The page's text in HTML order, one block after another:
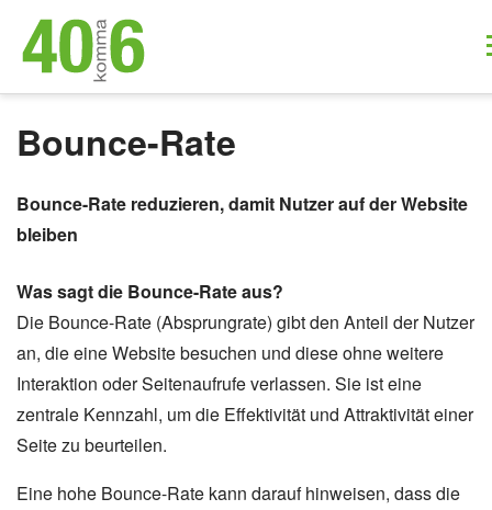
Bounce-Rate
Bounce-Rate reduzieren, damit Nutzer auf der Website
bleiben
Was sagt die Bounce-Rate aus?
Die Bounce-Rate (Absprungrate) gibt den Anteil der Nutzer
an, die eine Website besuchen und diese ohne weitere
Interaktion oder Seitenaufrufe verlassen. Sie ist eine
zentrale Kennzahl, um die Effektivität und Attraktivität einer
Seite zu beurteilen.
Eine hohe Bounce-Rate kann darauf hinweisen, dass die